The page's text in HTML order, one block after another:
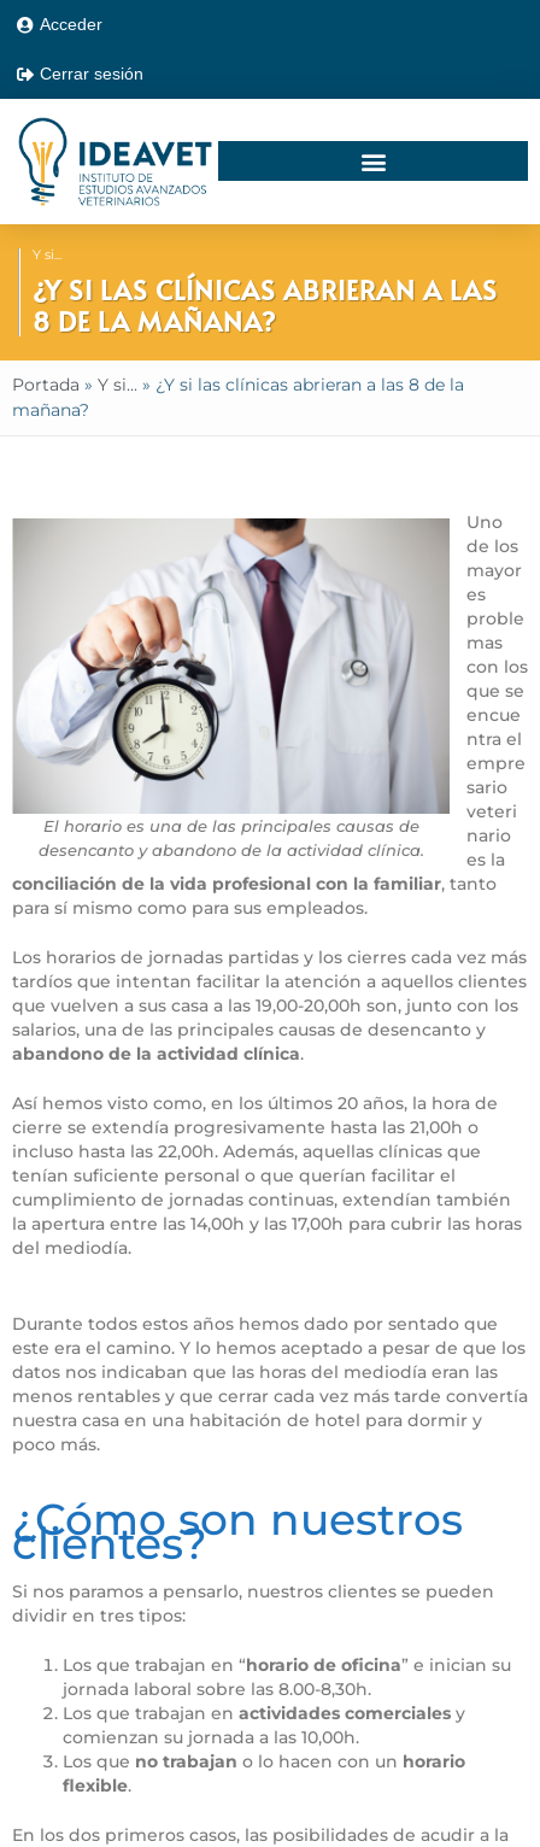
Acceder
Cerrar sesión
Y si...
¿Y SI LAS CLÍNICAS ABRIERAN A LAS
8 DE LA MAÑANA?
Portada » Y si... » ¿Y si las clínicas abrieran a las 8 de la
mañana?
El horario es una de las principales causas de
desencanto y abandono de la actividad clínica.
Uno
de los
mayor
es
proble
mas
con los
que se
encue
ntra el
empre
sario
veteri
nario
es la
conciliación de la vida profesional con la familiar, tanto
para sí mismo como para sus empleados.
Los horarios de jornadas partidas y los cierres cada vez más
tardíos que intentan facilitar la atención a aquellos clientes
que vuelven a sus casa a las 19,00-20,00h son, junto con los
salarios, una de las principales causas de desencanto y
abandono de la actividad clínica.
Así hemos visto como, en los últimos 20 años, la hora de
cierre se extendía progresivamente hasta las 21,00h o
incluso hasta las 22,00h. Además, aquellas clínicas que
tenían suficiente personal o que querían facilitar el
cumplimiento de jornadas continuas, extendían también
la apertura entre las 14,00h y las 17,00h para cubrir las horas
del mediodía.
Durante todos estos años hemos dado por sentado que
este era el camino. Y lo hemos aceptado a pesar de que los
datos nos indicaban que las horas del mediodía eran las
menos rentables y que cerrar cada vez más tarde convertía
nuestra casa en una habitación de hotel para dormir y
poco más.
¿Cómo son nuestros
clientes?
Si nos paramos a pensarlo, nuestros clientes se pueden
dividir en tres tipos:
Los que trabajan en “horario de oficina” e inician su
jornada laboral sobre las 8.00-8,30h.
Los que trabajan en actividades comerciales y
comienzan su jornada a las 10,00h.
Los que no trabajan o lo hacen con un horario
flexible.
En los dos primeros casos, las posibilidades de acudir a la